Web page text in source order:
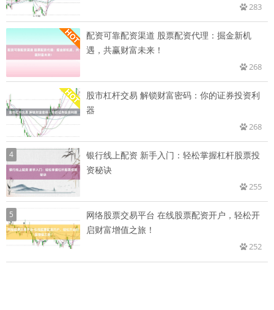
283
配资可靠配资渠道 股票配资代理：掘金新机
遇，共赢财富未来！
268
股市杠杆交易 解锁财富密码：你的证券投资利
器
268
4
银行线上配资 新手入门：轻松掌握杠杆股票投
资秘诀
255
5
网络股票交易平台 在线股票配资开户，轻松开
启财富增值之旅！
252